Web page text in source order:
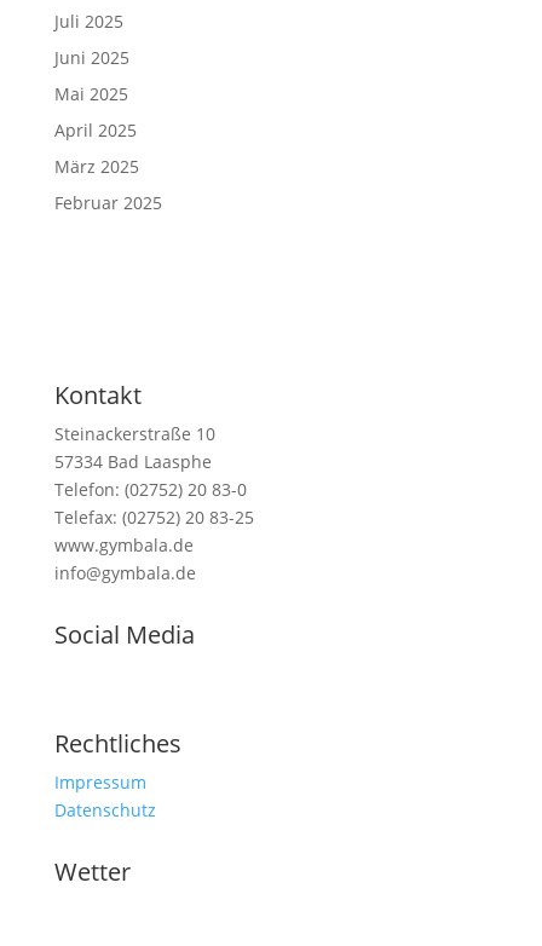
Juli 2025
Juni 2025
Mai 2025
April 2025
März 2025
Februar 2025
Kontakt
Steinackerstraße 10
57334 Bad Laasphe
Telefon: (02752) 20 83-0
Telefax: (02752) 20 83-25
www.gymbala.de
info@gymbala.de
Social Media
Rechtliches
Impressum
Datenschutz
Wetter